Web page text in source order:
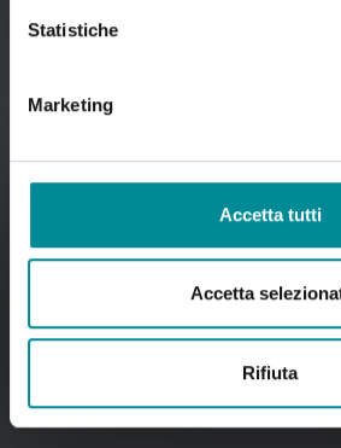
Statistiche
Marketing
Accetta tutti
Accetta
Rifiuta